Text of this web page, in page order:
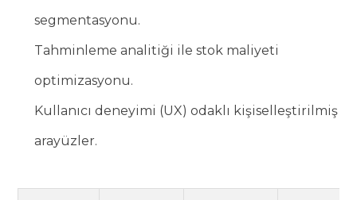
segmentasyonu.
Tahminleme analitiği ile stok maliyeti
optimizasyonu.
Kullanıcı deneyimi (UX) odaklı kişiselleştirilmiş
arayüzler.